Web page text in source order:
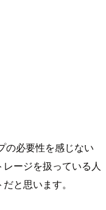
の必要性を感じない
ージを扱っている人
と思います。